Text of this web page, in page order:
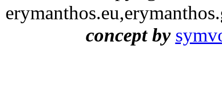
concept by